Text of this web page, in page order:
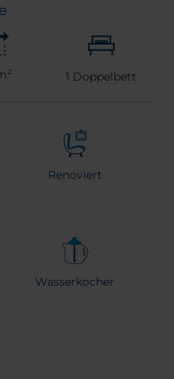
1 Doppelbett
Renoviert
Wasserkocher